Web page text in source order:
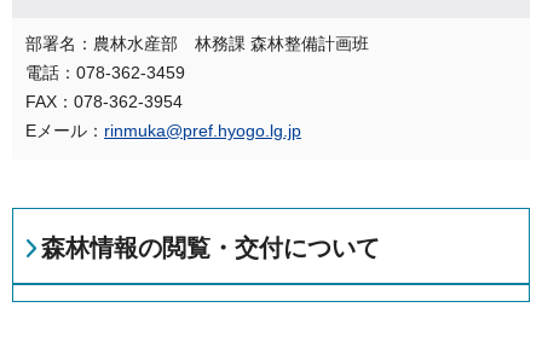
部署名：農林水産部 林務課 森林整備計画班
電話：078-362-3459
FAX：078-362-3954
Eメール： rinmuka@pref.hyogo.lg.jp
森林情報の閲覧・交付について